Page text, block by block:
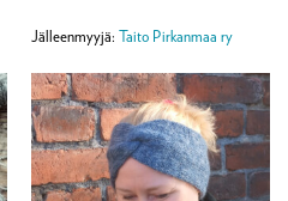
139,00 €
Jälleenmyyjä: Taito Pirkanmaa ry